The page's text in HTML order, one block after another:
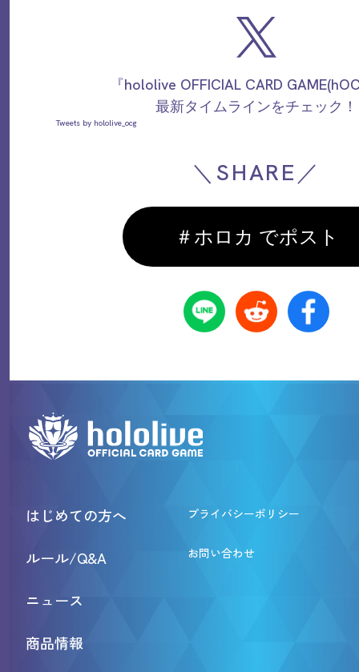
『hololive OFFICIAL CARD
最新タイムラインをチェック！
Tweets by hololive_ocg
＼SHARE／
＃ホロカ でポスト
はじめての方へ
ルール/Q&A
ニュース
商品情報
プライバシーポリシー
お問い合わせ